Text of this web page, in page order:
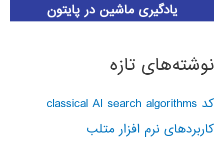
یادگیری ماشین در پایتون
نوشته‌های تازه
کد classical AI search algorithms
کاربردهای نرم افزار متلب